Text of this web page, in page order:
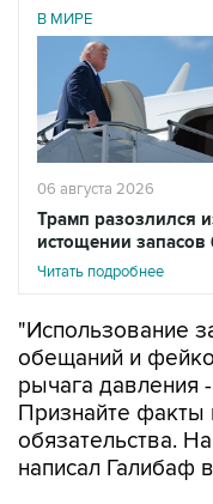
В МИРЕ
06 августа 2026
Трамп разозлился
истощении запасов
Читать подробнее
"Использование
обещаний и
рычага давления
Признайте факты
обязательства.
написал Галибаф